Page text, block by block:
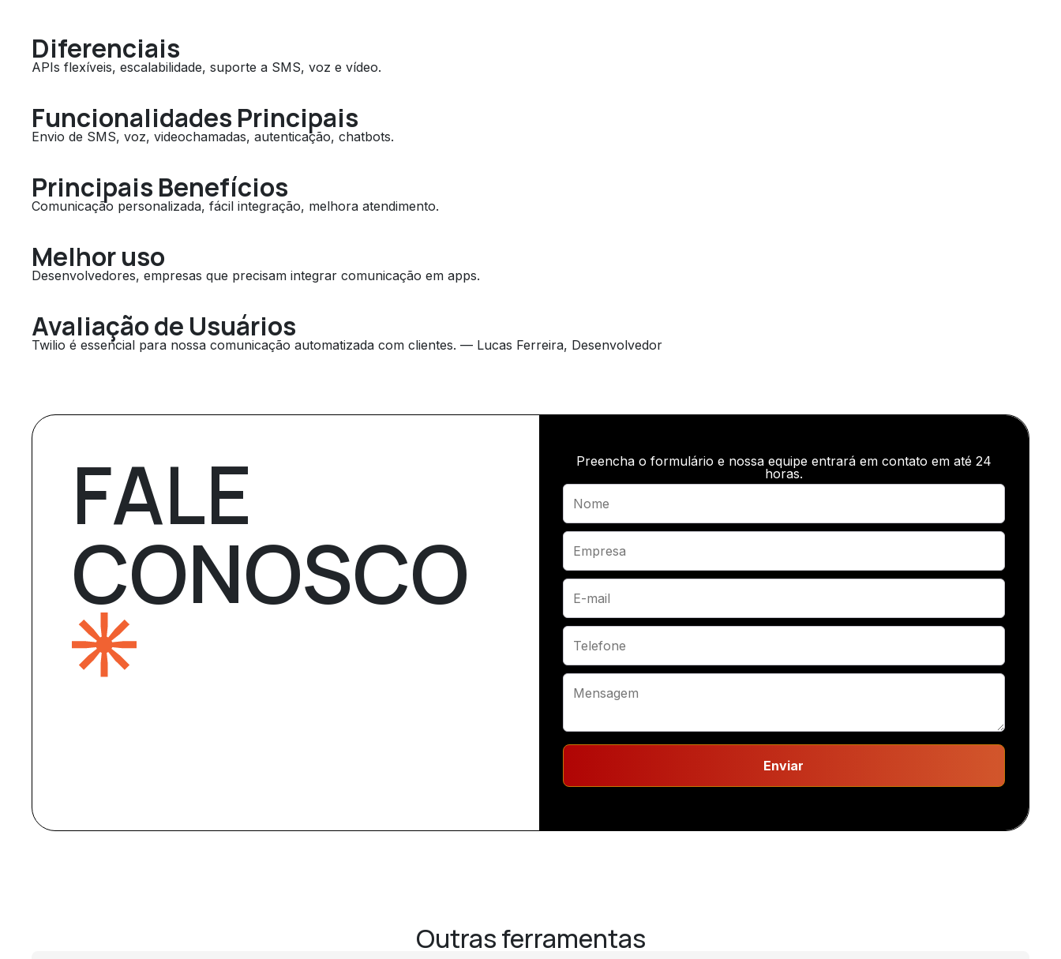
Diferenciais
APIs flexíveis, escalabilidade, suporte a SMS, voz e vídeo.
Funcionalidades Principais
Envio de SMS, voz, videochamadas, autenticação, chatbots.
Principais Benefícios
Comunicação personalizada, fácil integração, melhora atendimento.
Melhor uso
Desenvolvedores, empresas que precisam integrar comunicação em apps.
Avaliação de Usuários
Twilio é essencial para nossa comunicação automatizada com clientes. — Lucas Ferreira, Desenvolvedor
FALE
CONOSCO
Preencha o formulário e nossa equipe entrará em contato em até 24
horas.
Enviar
Outras ferramentas